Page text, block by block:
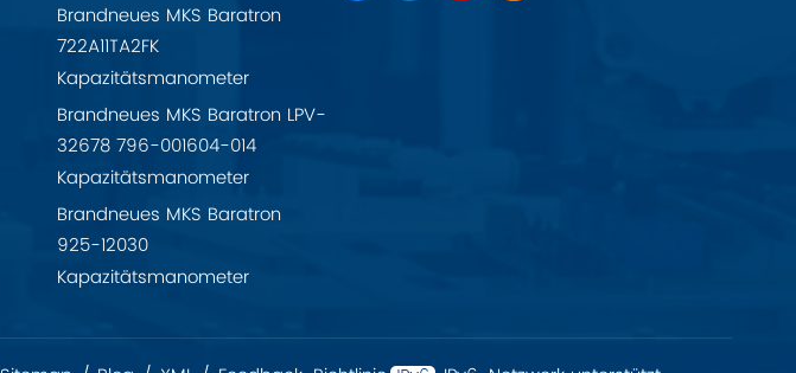
Brandneues MKS Baratron
722A11TA2FK
Kapazitätsmanometer
Brandneues MKS Baratron LPV-
32678 796-001604-014
Kapazitätsmanometer
Brandneues MKS Baratron
925-12030
Kapazitätsmanometer